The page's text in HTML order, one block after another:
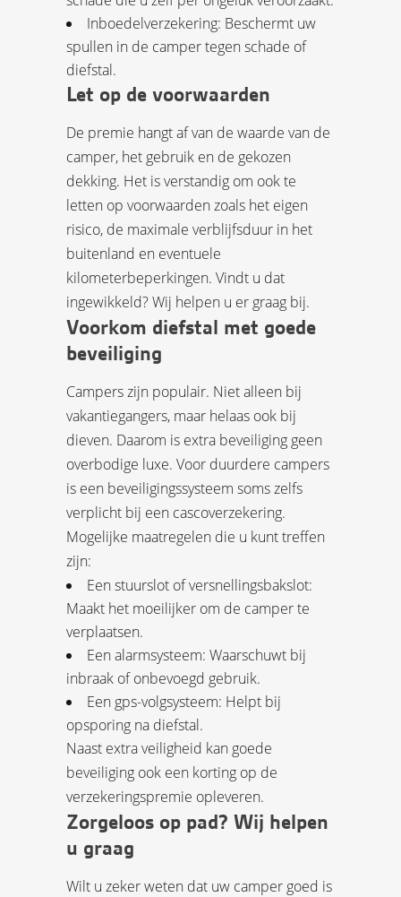
Inboedelverzekering: Beschermt uw
spullen in de camper tegen schade of
diefstal.
Let op de voorwaarden
De premie hangt af van de waarde van de
camper, het gebruik en de gekozen
dekking. Het is verstandig om ook te
letten op voorwaarden zoals het eigen
risico, de maximale verblijfsduur in het
buitenland en eventuele
kilometerbeperkingen. Vindt u dat
ingewikkeld? Wij helpen u er graag bij.
Voorkom diefstal met goede
beveiliging
Campers zijn populair. Niet alleen bij
vakantiegangers, maar helaas ook bij
dieven. Daarom is extra beveiliging geen
overbodige luxe. Voor duurdere campers
is een beveiligingssysteem soms zelfs
verplicht bij een cascoverzekering.
Mogelijke maatregelen die u kunt treffen
zijn:
Een stuurslot of versnellingsbakslot:
Maakt het moeilijker om de camper te
verplaatsen.
Een alarmsysteem: Waarschuwt bij
inbraak of onbevoegd gebruik.
Een gps-volgsysteem: Helpt bij
opsporing na diefstal.
Naast extra veiligheid kan goede
beveiliging ook een korting op de
verzekeringspremie opleveren.
Zorgeloos op pad? Wij helpen
u graag
Wilt u zeker weten dat uw camper goed is